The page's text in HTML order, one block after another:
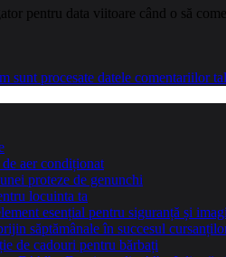
pentru data viitoare când o să
sunt procesate datele comentariilor
aer condiționat
proteze de genunchi
locuinta ta
esențial pentru siguranță și
săptămânale în succesul
de cadouri pentru bărbați